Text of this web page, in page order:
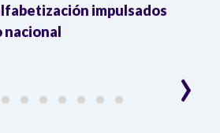
impulsados
nacional
›